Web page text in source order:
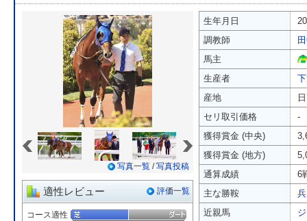
写真一覧 /写真投稿
適性レビュー 評価一覧
コース適性
生年月日
調教師
馬主
生産者
産地
セリ取引価格
-
獲得賞金 (中央)
獲得賞金 (地方)
通算成績
6
主な勝鞍
近親馬